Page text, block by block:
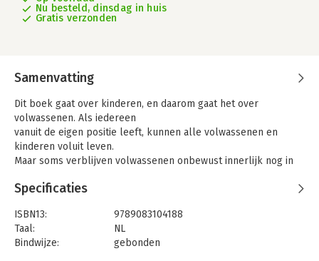
Nu besteld, dinsdag in huis
Gratis verzonden
Samenvatting
Dit boek gaat over kinderen, en daarom gaat het over
volwassenen. Als iedereen
vanuit de eigen positie leeft, kunnen alle volwassenen en
kinderen voluit leven.
Maar soms verblijven volwassenen onbewust innerlijk nog in
Soms in gedrag dat we als ongewenst ervaren, bijvoorbeeld
zo zorgzaam, je hebt geen kind aan ze …‘ En dan gaat het
niemand echt goed.
Bibi Schreuder schenkt met dit boek een schat aan kennis,
Specificaties
ISBN13:
9789083104188
Taal:
NL
Bindwijze:
gebonden